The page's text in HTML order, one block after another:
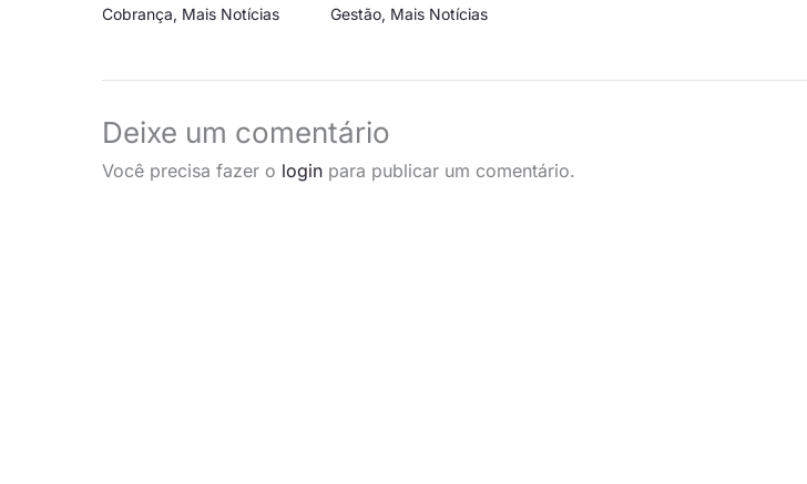
Cobrança, Mais Notícias
Gestão, Mais Notícias
Deixe um comentário
Você precisa fazer o login para publicar um comentário.